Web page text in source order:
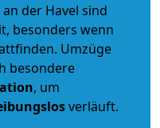
der Havel sind
besonders wenn
Umzüge
besondere
, um
verläuft.